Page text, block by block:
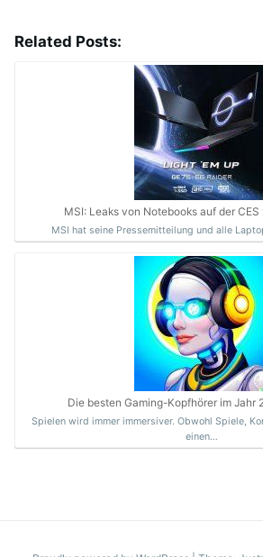
Related Posts:
MSI: Leaks von Notebooks auf der
MSI hat seine Pressemitteilung und alle
Die besten Gaming-Kopfhörer im Jahr
Spielen wird immer immersiver. Obwohl Spiele,
einen…